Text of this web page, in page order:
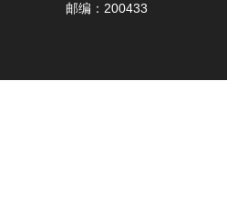
邮编： 200433